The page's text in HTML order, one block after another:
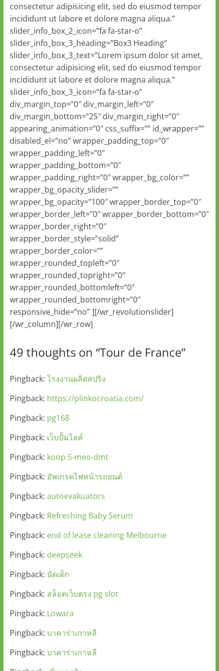
consectetur adipisicing elit, sed do eiusmod tempor
incididunt ut labore et dolore magna aliqua.”
slider_info_box_2_icon=”fa fa-star-o”
slider_info_box_3_heading=”Box3 Heading”
slider_info_box_3_text=”Lorem ipsum dolor sit amet,
consectetur adipisicing elit, sed do eiusmod tempor
incididunt ut labore et dolore magna aliqua.”
slider_info_box_3_icon=”fa fa-star-o”
div_margin_top=”0″ div_margin_left=”0″
div_margin_bottom=”25″ div_margin_right=”0″
appearing_animation=”0″ css_suffix=”” id_wrapper=””
disabled_el=”no” wrapper_padding_top=”0″
wrapper_padding_left=”0″
wrapper_padding_bottom=”0″
wrapper_padding_right=”0″ wrapper_bg_color=””
wrapper_bg_opacity_slider=””
wrapper_bg_opacity=”100″ wrapper_border_top=”0″
wrapper_border_left=”0″ wrapper_border_bottom=”0″
wrapper_border_right=”0″
wrapper_border_style=”solid”
wrapper_border_color=””
wrapper_rounded_topleft=”0″
wrapper_rounded_topright=”0″
wrapper_rounded_bottomleft=”0″
wrapper_rounded_bottomright=”0″
responsive_hide=”no” ][/wr_revolutionslider]
[/wr_column][/wr_row]
49 thoughts on “Tour de France”
Pingback: โรงงานผลิตสปริง
Pingback: https://plinkocroatia.com/
Pingback: pg168
Pingback: เว็บปั้มไลค์
Pingback: koop 5-meo-dmt
Pingback: อัพเกรดไฟหน้ารถยนต์
Pingback: autoevakuators
Pingback: Refreshing Baby Serum
Pingback: end of lease cleaning Melbourne
Pingback: deepseek
Pingback: นัดเด็ก
Pingback: สล็อตเว็บตรง pg slot
Pingback: Lowara
Pingback: บาคาร่าเกาหลี
Pingback: บาคาร่าเกาหลี